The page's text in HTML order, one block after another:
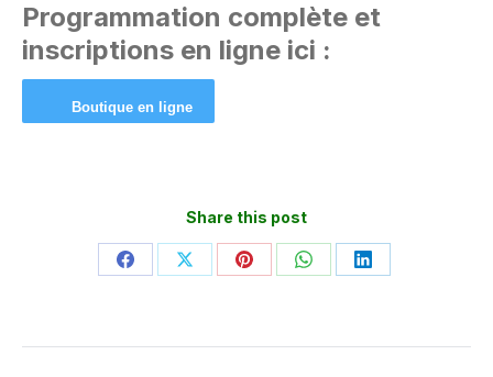
Programmation complète et
inscriptions en ligne ici :
Boutique en ligne
Share this post
PartagerPartagerPartagerPartagerPartager